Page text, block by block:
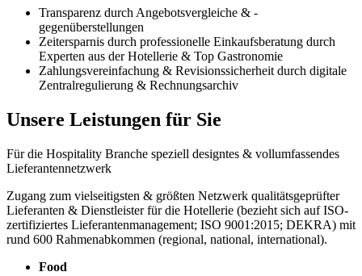
Transparenz durch Angebotsvergleiche & -
gegenüberstellungen
Zeitersparnis durch professionelle Einkaufsberatung durch
Experten aus der Hotellerie & Top Gastronomie
Zahlungsvereinfachung & Revisionssicherheit durch digitale
Zentralregulierung & Rechnungsarchiv
Unsere Leistungen für Sie
Für die Hospitality Branche speziell designtes & vollumfassendes
Lieferantennetzwerk
Zugang zum vielseitigsten & größten Netzwerk qualitätsgeprüfter
Lieferanten & Dienstleister für die Hotellerie (bezieht sich auf ISO-
zertifiziertes Lieferantenmanagement; ISO 9001:2015; DEKRA) mit
rund 600 Rahmenabkommen (regional, national, international).
Food